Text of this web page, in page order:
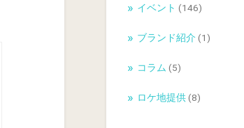
イベント (146)
ブランド紹介 (1)
コラム (5)
ロケ地提供(8)